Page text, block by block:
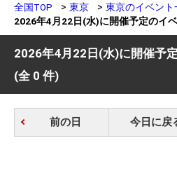
全国TOP 東京
東京のイベント
2026年4月22日(水)に開催予定のイ
2026年4月22日(水)に開催予
(全 0 件)
前の日 今日に戻